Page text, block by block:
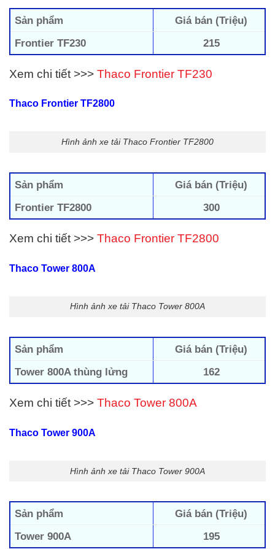
Sản phẩm
Giá bán (Triệu)
Frontier TF230
215
Xem chi tiết >>> Thaco Frontier TF230
Thaco Frontier TF2800
Hình ảnh xe tải Thaco Frontier TF2800
Sản phẩm
Giá bán (Triệu)
Frontier TF2800
300
Xem chi tiết >>> Thaco Frontier TF2800
Thaco Tower 800A
Hình ảnh xe tải Thaco Tower 800A
Sản phẩm
Giá bán (Triệu)
Tower 800A thùng lửng
162
Xem chi tiết >>> Thaco Tower 800A
Thaco Tower 900A
Hình ảnh xe tải Thaco Tower 900A
Sản phẩm
Giá bán (Triệu)
Tower 900A
195